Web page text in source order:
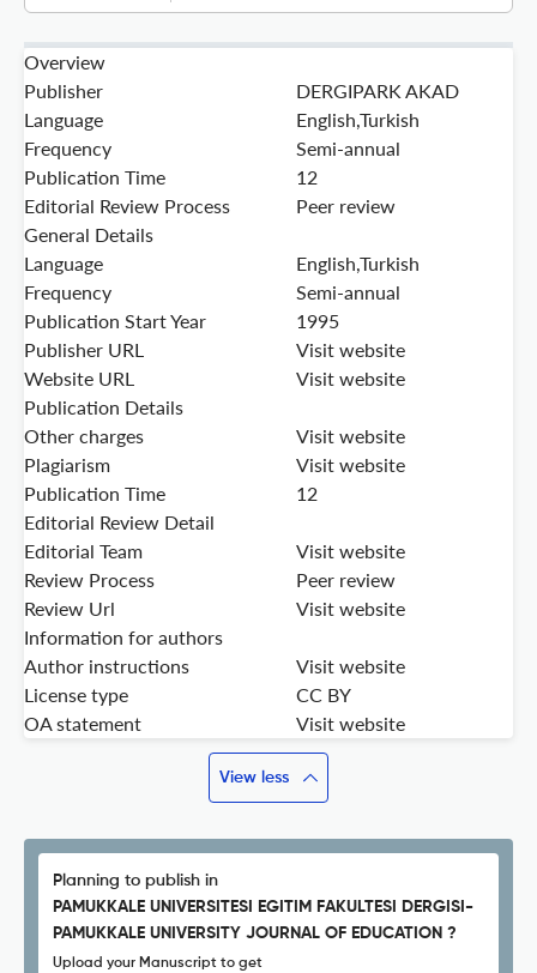
Overview
Publisher
DERGIPARK AKAD
Language
English,Turkish
Frequency
Semi-annual
Publication Time
12
Editorial Review Process
Peer review
General Details
Language
English,Turkish
Frequency
Semi-annual
Publication Start Year
1995
Publisher URL
Visit website
Website URL
Visit website
Publication Details
Other charges
Visit website
Plagiarism
Visit website
Publication Time
12
Editorial Review Detail
Editorial Team
Visit website
Review Process
Peer review
Review Url
Visit website
Information for authors
Author instructions
Visit website
License type
CC BY
OA statement
Visit website
View less
Planning to publish in
PAMUKKALE UNIVERSITESI EGITIM FAKULTESI DERGISI-
PAMUKKALE UNIVERSITY JOURNAL OF EDUCATION ?
Upload your Manuscript to get